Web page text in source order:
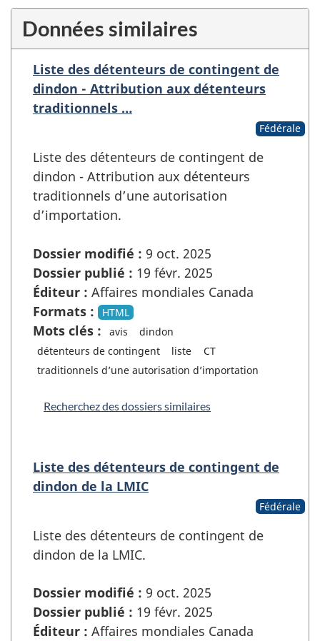
Données similaires
Liste des détenteurs de contingent de
dindon - Attribution aux détenteurs
traditionnels …
Fédérale
Liste des détenteurs de contingent de
dindon - Attribution aux détenteurs
traditionnels d’une autorisation
d’importation.
Dossier modifié : 9 oct. 2025
Dossier publié : 19 févr. 2025
Éditeur : Affaires mondiales Canada
Formats :
HTML
Mots clés : avis
dindon
détenteurs de contingent
liste
CT
traditionnels d’une autorisation d’importation
Recherchez des dossiers similaires
Liste des détenteurs de contingent de
dindon de la LMIC
Fédérale
Liste des détenteurs de contingent de
dindon de la LMIC.
Dossier modifié : 9 oct. 2025
Dossier publié : 19 févr. 2025
Éditeur : Affaires mondiales Canada